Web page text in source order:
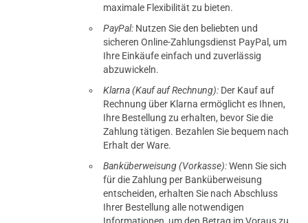
maximale Flexibilität zu bieten.
PayPal: Nutzen Sie den beliebten und
sicheren Online-Zahlungsdienst PayPal, um
Ihre Einkäufe einfach und zuverlässig
abzuwickeln.
Klarna (Kauf auf Rechnung): Der Kauf auf
Rechnung über Klarna ermöglicht es Ihnen,
Ihre Bestellung zu erhalten, bevor Sie die
Zahlung tätigen. Bezahlen Sie bequem nach
Erhalt der Ware.
Banküberweisung (Vorkasse):Wenn Sie sich
für die Zahlung per Banküberweisung
entscheiden, erhalten Sie nach Abschluss
Ihrer Bestellung alle notwendigen